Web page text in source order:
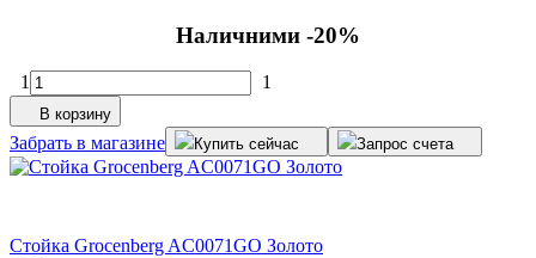
Наличними -20%
1 1
В корзину
Забрать в магазине Купить сейчас Запрос счета
Стойка Grocenberg AC0071GO Золото